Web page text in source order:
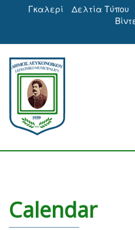
Γκαλερί Δελτία Τύπου
Calendar